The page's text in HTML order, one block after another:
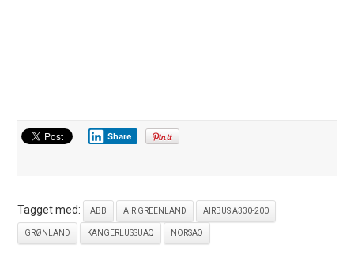
Share
Tagget med: ABB AIR GREENLAND AIRBUS A330-200
GRØNLAND KANGERLUSSUAQ NORSAQ